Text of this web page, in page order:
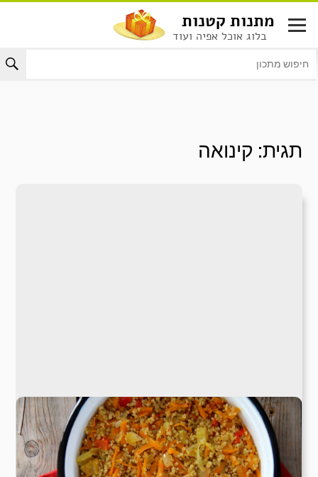
לתוכן
מתנות קטנות
בלוג אוכל אפיה ועוד
תגית: קינואה